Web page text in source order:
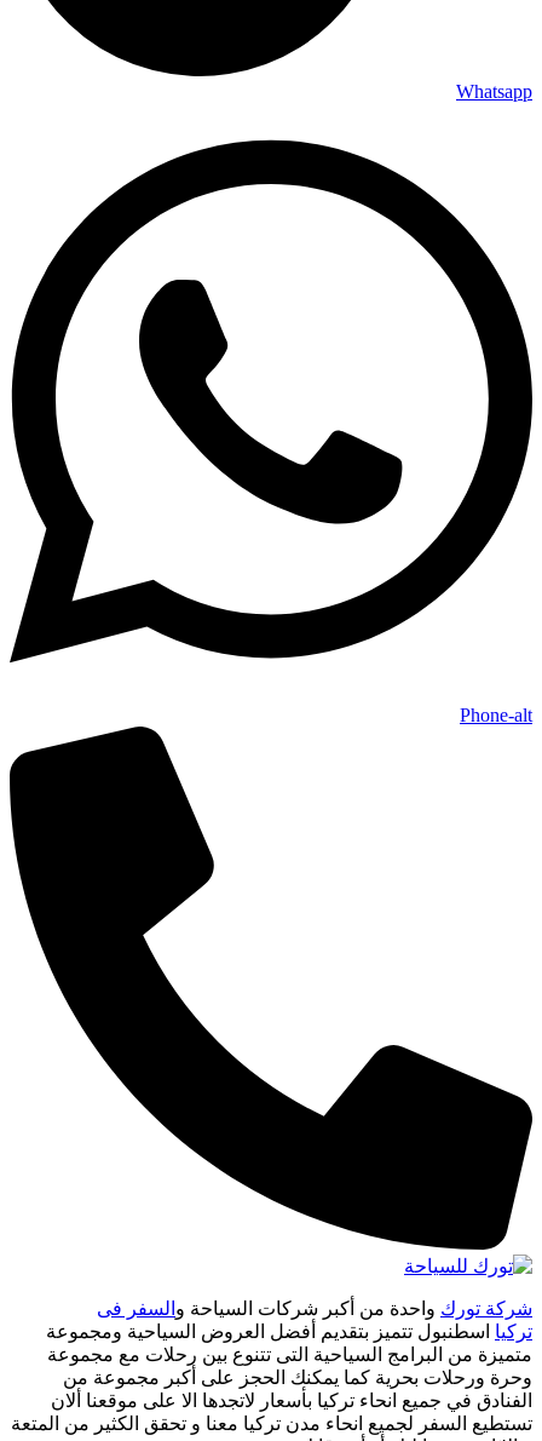
Whatsapp
Phone-alt
شركة تورك واحدة من أكبر شركات السياحة و السفر فى
تركيا اسطنبول تتميز بتقديم أفضل العروض السياحية ومجموعة
متميزة من البرامج السياحية التى تتنوع بين رحلات مع مجموعة
وحرة ورحلات بحرية كما يمكنك الحجز على أكبر مجموعة من
الفنادق في جميع انحاء تركيا بأسعار لاتجدها الا على موقعنا ألان
تستطيع السفر لجميع انحاء مدن تركيا معنا و تحقق الكثير من المتعة